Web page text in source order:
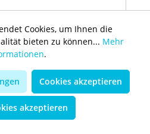
Warenkorb
Cookies, um Ihnen die
bieten zu können... Mehr
.
Cookies akzeptieren
akzeptieren